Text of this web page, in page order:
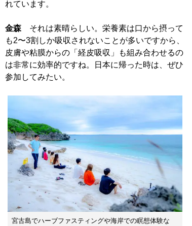
れています。
金森 それは素晴らしい。栄養素は口から摂って
も2〜3割しか吸収されないことが多いですから、
皮膚や粘膜からの「経皮吸収」も組み合わせるの
は非常に効率的ですね。日本に帰った時は、ぜひ
参加してみたい。
宮古島でハーブファスティングや海岸での瞑想体験な